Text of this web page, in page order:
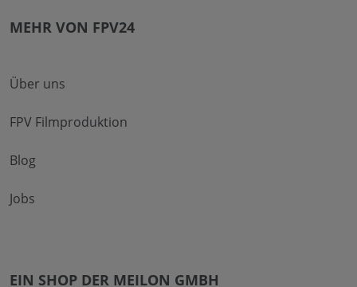
MEHR VON FPV24
Über uns
FPV Filmproduktion
Blog
Jobs
EIN SHOP DER MEILON GMBH